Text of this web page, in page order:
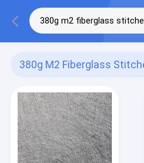
380g M2 Fiberglass